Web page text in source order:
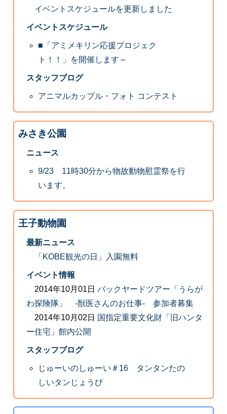
イベントスケジュールを更新しました
イベントスケジュール
■「アミメキリン応援プロジェク
ト！！」を開催します～
スタッフブログ
アニマルカップル・フォト コンテスト
みさき公園
ニュース
9/23 11時30分から物故動物慰霊祭を行
います。
王子動物園
最新ニュース
「KOBE観光の日」入園無料
イベント情報
2014年10月01日 バックヤードツアー「うらが
わ探険隊」 ‐獣医さんのお仕事‐ 参加者募集
2014年10月02日 国指定重要文化財「旧ハンタ
ー住宅」館内公開
スタッフブログ
じゅーいのしゅーい＃16 タンタンたの
しいタンじょうび